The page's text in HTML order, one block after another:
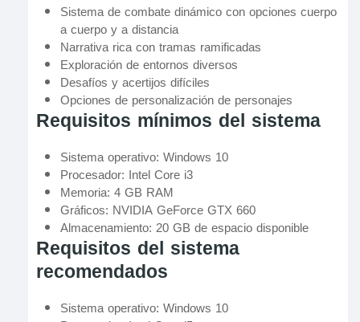
Sistema de combate dinámico con opciones cuerpo
a cuerpo y a distancia
Narrativa rica con tramas ramificadas
Exploración de entornos diversos
Desafíos y acertijos difíciles
Opciones de personalización de personajes
Requisitos mínimos del sistema
Sistema operativo: Windows 10
Procesador: Intel Core i3
Memoria: 4 GB RAM
Gráficos: NVIDIA GeForce GTX 660
Almacenamiento: 20 GB de espacio disponible
Requisitos del sistema
recomendados
Sistema operativo: Windows 10